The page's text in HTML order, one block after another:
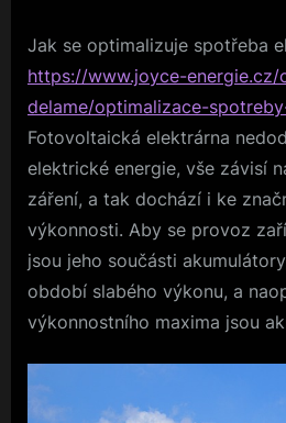
Jak se optimalizuje spotřeba
https://www.joyce-energie.cz/
delame/optimalizace-
Fotovoltaická elektrárna
elektrické energie, vše závisí
záření, a tak dochází i ke
výkonnosti. Aby se provoz
jsou jeho součásti
období slabého výkonu, a
výkonnostního maxima jsou